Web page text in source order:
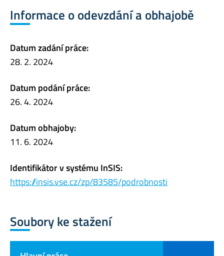
Informace o odevzdání a obhajobě
Datum zadání práce:
28. 2. 2024
Datum podání práce:
26. 4. 2024
Datum obhajoby:
11. 6. 2024
Identifikátor v systému InSIS:
https://insis.vse.cz/zp/83585/podrobnosti
Soubory ke stažení